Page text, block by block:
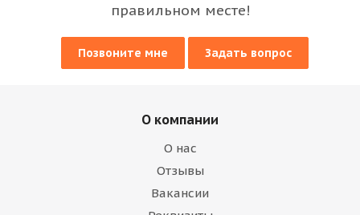
правильном месте!
Позвоните мне Задать вопрос
О компании
О нас
Отзывы
Вакансии